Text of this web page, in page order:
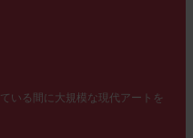
いる間に大規模な現代アートを